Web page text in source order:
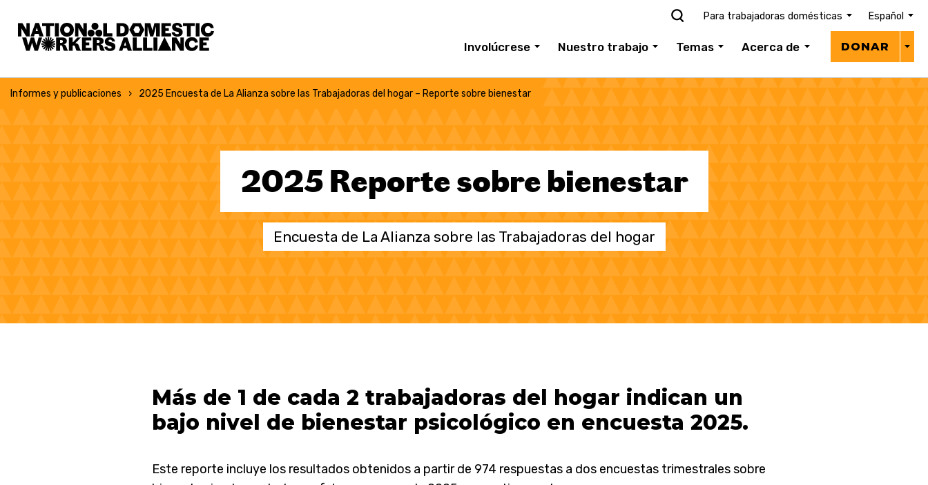
Para trabajadoras domésticas Español
Involúcrese Nuestro trabajo Temas Acerca de DONAR
2025 Reporte sobre bienestar
Encuesta de La Alianza sobre las Trabajadoras del hogar
Informes y publicaciones 2025 Encuesta de La Alianza sobre las Trabajadoras del hogar – Reporte sobre bienestar
Más de 1 de cada 2 trabajadoras del hogar indican un
bajo nivel de bienestar psicológico en encuesta 2025.
Este reporte incluye los resultados obtenidos a partir de 974 respuestas a dos encuestas trimestrales sobre